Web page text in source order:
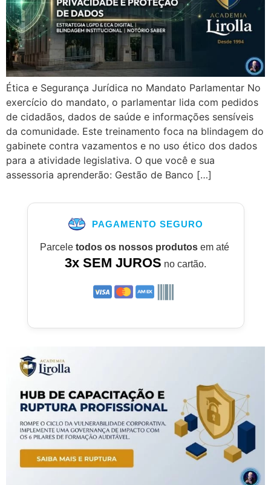
Ética e Segurança Jurídica no Mandato Parlamentar No
exercício do mandato, o parlamentar lida com pedidos
de cidadãos, dados de saúde e informações sensíveis
da comunidade. Este treinamento foca na blindagem do
gabinete contra vazamentos e no uso ético dos dados
para a atividade legislativa. O que você e sua
assessoria aprenderão: Gestão de Banco […]
PAGAMENTO SEGURO
Parcele todos os nossos produtosem até
3x SEM JUROS no cartão.